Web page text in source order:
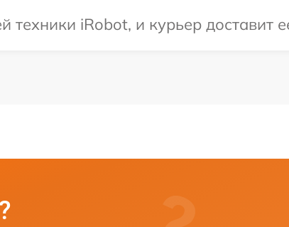
iRobot, и курьер доставит